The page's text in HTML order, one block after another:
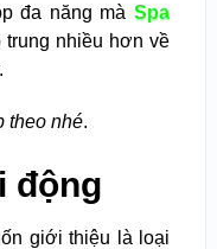
đa năng màSpa
nhiều hơn về
theo nhé.
động
giới thiệu là loại